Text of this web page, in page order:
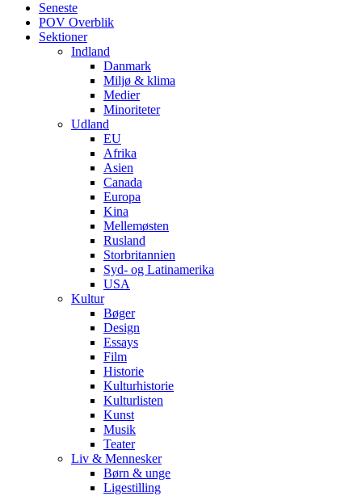
Seneste
POV Overblik
Sektioner
Indland
Danmark
Miljø & klima
Medier
Minoriteter
Udland
EU
Afrika
Asien
Canada
Europa
Kina
Mellemøsten
Rusland
Storbritannien
Syd- og Latinamerika
USA
Kultur
Bøger
Design
Essays
Film
Historie
Kulturhistorie
Kulturlisten
Kunst
Musik
Teater
Liv & Mennesker
Børn & unge
Ligestilling